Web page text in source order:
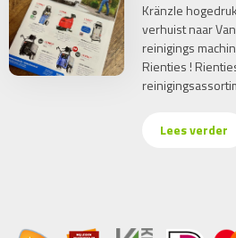
Kränzle
verhuist naar
reinigings
Rienties !
Lees verder